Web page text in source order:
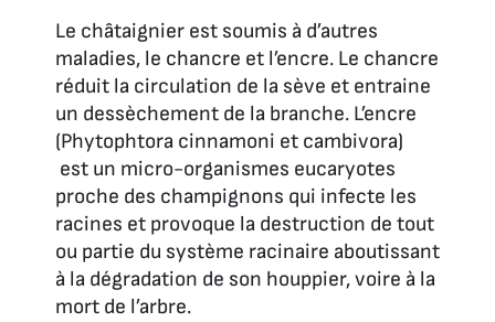
Le châtaignier est soumis à d’autres
maladies, le chancre et l’encre. Le chancre
réduit la circulation de la sève et entraine
un dessèchement de la branche. L’encre
(Phytophtora cinnamoni et cambivora)
est un micro-organismes eucaryotes
proche des champignons qui infecte les
racines et provoque la destruction de tout
ou partie du système racinaire aboutissant
à la dégradation de son houppier, voire à la
mort de l’arbre.